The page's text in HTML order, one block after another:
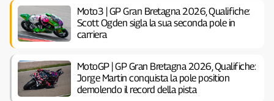
Moto3 | GP Gran Bretagna 2026, Qualifiche:
Scott Ogden sigla la sua seconda pole in
carriera
MotoGP | GP Gran Bretagna 2026, Qualifiche:
Jorge Martin conquista la pole position
demolendo il record della pista